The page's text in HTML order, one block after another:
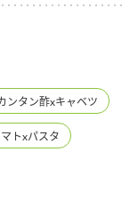
ンタン酢xキャベツ
トxパスタ